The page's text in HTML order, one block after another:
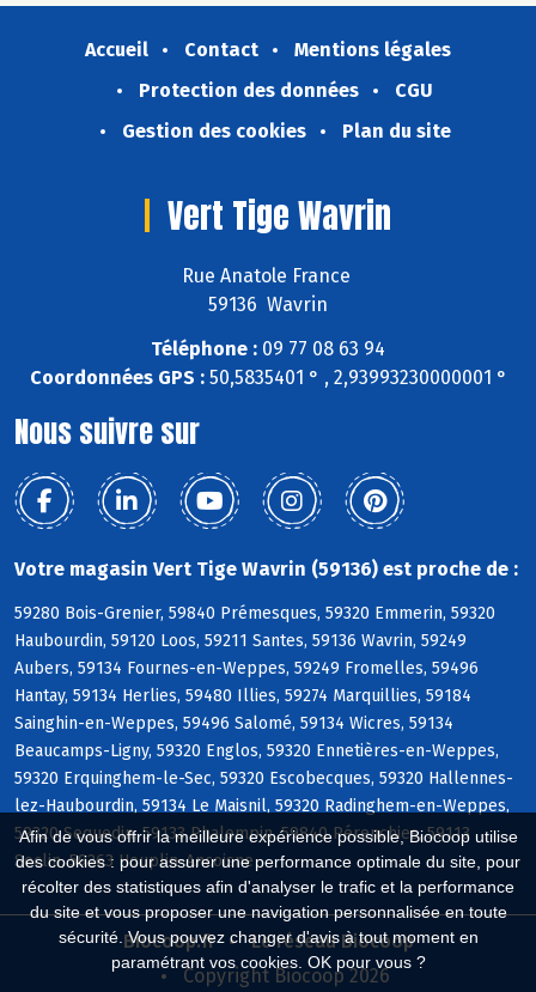
Afin de vous offrir la meilleure expérience possible, Biocoop utilise
des cookies : pour assurer une performance optimale du site, pour
récolter des statistiques afin d'analyser le trafic et la performance
du site et vous proposer une navigation personnalisée en toute
sécurité. Vous pouvez changer d'avis à tout moment en
paramétrant vos cookies. OK pour vous ?
Accueil Contact
Mentions légales
Protection des données
CGU
Gestion des cookies
Plan du site
Vert Tige Wavrin
Rue Anatole France
59136 Wavrin
Téléphone : 09 77 08 63 94
Coordonnées GPS :50,5835401 ° , 2,93993230000001 °
Nous suivre sur
Votre magasin Vert Tige Wavrin (59136) est proche de :
59280 Bois-Grenier, 59840 Prémesques, 59320 Emmerin, 59320
Haubourdin, 59120 Loos, 59211 Santes, 59136 Wavrin, 59249
Aubers, 59134 Fournes-en-Weppes, 59249 Fromelles, 59496
Hantay, 59134 Herlies, 59480 Illies, 59274 Marquillies, 59184
Sainghin-en-Weppes, 59496 Salomé, 59134 Wicres, 59134
Beaucamps-Ligny, 59320 Englos, 59320 Ennetières-en-Weppes,
59320 Erquinghem-le-Sec, 59320 Escobecques, 59320 Hallennes-
lez-Haubourdin, 59134 Le Maisnil, 59320 Radinghem-en-Weppes,
59320 Sequedin, 59133 Phalempin, 59840 Pérenchies, 59113
Seclin, 59263 Houplin-Ancoisne
Biocoop.fr
Le réseau Biocoop
Copyright Biocoop 2026